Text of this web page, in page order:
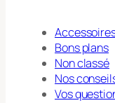
Bons plans
Non classé
Nos
Vos